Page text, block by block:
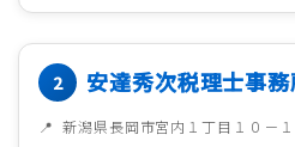
安達秀次税理士事
新潟県長岡市宮内１丁目１０－１